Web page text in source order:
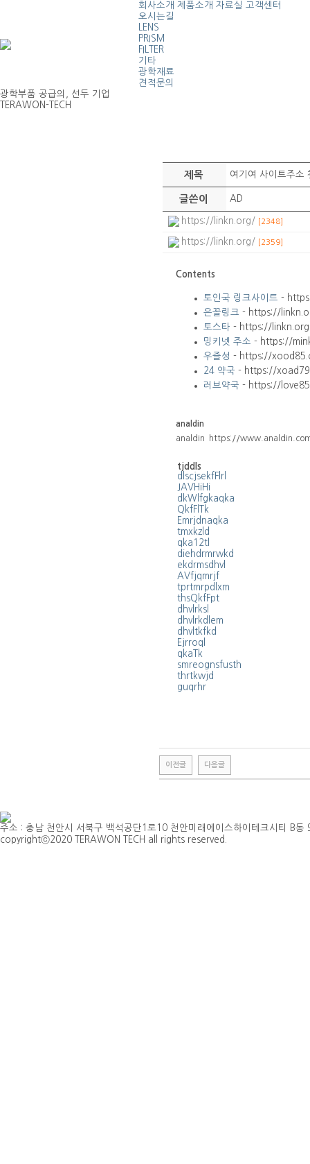
회사소개 제품소개 자료실 고객센터
오시는길
LENS
PRISM
FILTER
기타
광학재료
견적문의
광학부품 공급의, 선두 기업
TERAWON-TECH
제목 여기여 사이트주소
글쓴이 AD
https://linkn.org/ [2348]
https://linkn.org/ [2359]
Contents
토인국 링크사이트 -
은꼴링크 - https://
토스타 - https://linkn.org
밍키넷 주소 - https://
우즐성 - https://
24 약국 - https://
러브약국 - https://
analdin
analdin https://
tjddls
dlscjsekfFlrl
JAVHiHi
dkWlfgkaqka
QkfFlTk
Emrjdnaqka
tmxkzld
qka12tl
diehdrmrwkd
ekdrmsdhvl
AVfjqmrjf
tprtmrpdlxm
thsQkfFpt
dhvlrksl
dhvlrkdlem
dhvltkfkd
Ejrroql
qkaTk
smreognsfusth
thrtkwjd
guqrhr
이전글 다음글
주소 : 충남 천안시 서북구 백석공단1로10 천안미래에이스하이테크시티
copyrightⓒ2020 TERAWON TECH all rights reserved.